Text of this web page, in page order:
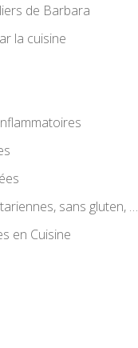
de Barbara
la cuisine
sans gluten, …
en Cuisine